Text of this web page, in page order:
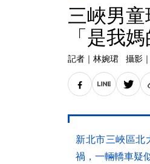
三峽男
「是我
記者 ｜ 林婉珺 攝影 ｜
新北市三峽區北
禍，一輛轎車疑